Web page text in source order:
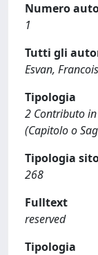
Numero
1
Tutti gli
Esvan,
Tipologia
2 Contributo
(Capitolo o
Tipologia
268
Fulltext
reserved
Tipologia